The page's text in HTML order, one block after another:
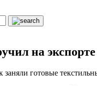
на
готовые